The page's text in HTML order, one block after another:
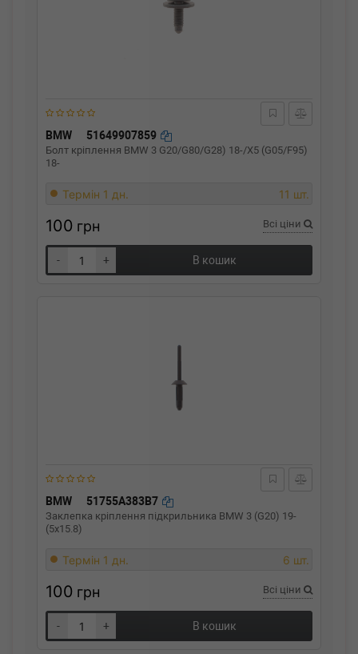
BMW 51649907859
Болт кріплення BMW 3 G20/G80/G28) 18-/X5 (G05/F95)
18-
Термін 1 дн. 11 шт.
100 грн Всі ціни
- + В кошик
BMW 51755A383B7
Заклепка кріплення підкрильника BMW 3 (G20) 19-
(5x15.8)
Термін 1 дн. 6 шт.
100 грн Всі ціни
- + В кошик